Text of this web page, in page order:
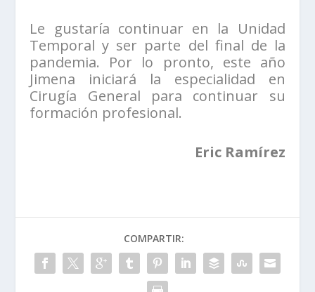
Le gustaría continuar en la Unidad
Temporal y ser parte del final de la
pandemia. Por lo pronto, este año
Jimena iniciará la especialidad en
Cirugía General para continuar su
formación profesional.
Eric Ramírez
COMPARTIR: